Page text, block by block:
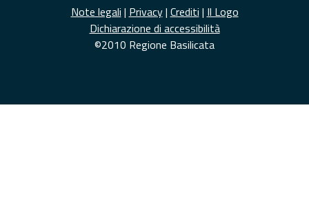
Note legali | Privacy| Crediti | Il Logo
Dichiarazione di accessibilità
©2010 Regione Basilicata